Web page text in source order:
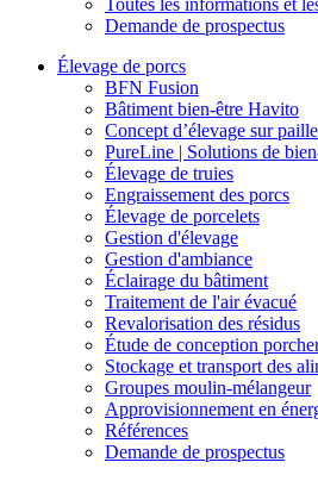
Toutes les informations et
Demande de prospectus
Élevage de porcs
BFN Fusion
Bâtiment bien-être Havito
Concept d’élevage sur
PureLine | Solutions de
Élevage de truies
Engraissement des porcs
Élevage de porcelets
Gestion d'élevage
Gestion d'ambiance
Éclairage du bâtiment
Traitement de l'air évacué
Revalorisation des résidus
Étude de conception
Stockage et transport des
Groupes moulin-mélangeur
Approvisionnement en
Références
Demande de prospectus